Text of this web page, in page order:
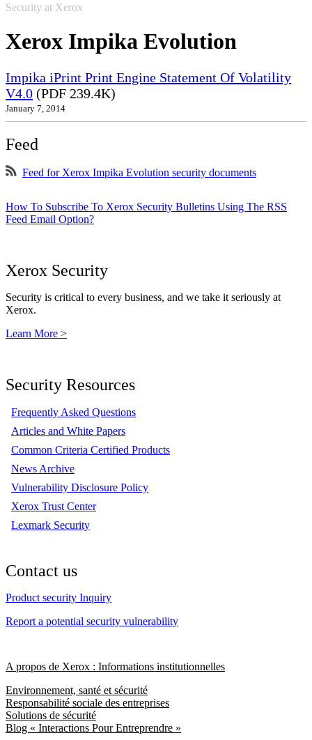
Security at Xerox
Xerox Impika Evolution
Impika iPrint Print Engine Statement Of Volatility
V4.0 (PDF 239.4K)
January 7, 2014
Feed
Feed for Xerox Impika Evolution security documents
How To Subscribe To Xerox Security Bulletins Using The RSS
Feed Email Option?
Xerox Security
Security is critical to every business, and we take it seriously at
Xerox.
Learn More >
Security Resources
Frequently Asked Questions
Articles and White Papers
Common Criteria Certified Products
News Archive
Vulnerability Disclosure Policy
Xerox Trust Center
Lexmark Security
Contact us
Product security Inquiry
Report a potential security vulnerability
A propos de Xerox : Informations institutionnelles
Environnement, santé et sécurité
Responsabilité sociale des entreprises
Solutions de sécurité
Blog « Interactions Pour Entreprendre »